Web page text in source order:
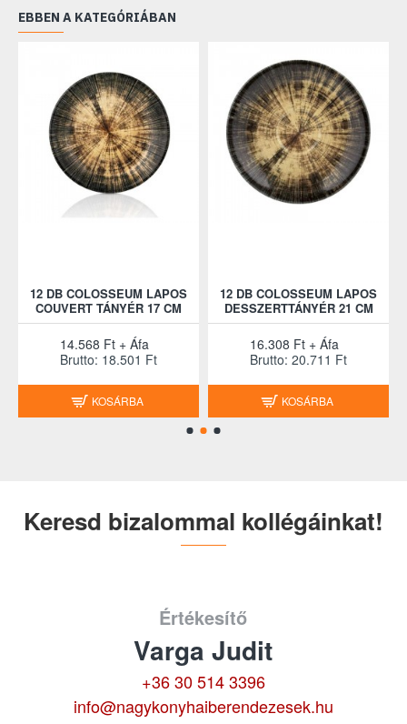
EBBEN A KATEGÓRIÁBAN
12 DB COLOSSEUM LAPOS
COUVERT TÁNYÉR 17 CM
14.568 Ft + Áfa
Brutto: 18.501 Ft
KOSÁRBA
12 DB COLOSSEUM LAPOS
DESSZERTTÁNYÉR 21 CM
16.308 Ft + Áfa
Brutto: 20.711 Ft
KOSÁRBA
Keresd bizalommal kollégáinkat!
Értékesítő
Varga Judit
+36 30 514 3396
info@nagykonyhaiberendezesek.hu